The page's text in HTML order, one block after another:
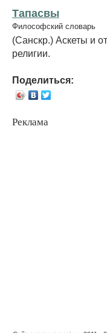
Тапасвы
Философский словарь
(Санскр.) Аскеты и
религии.
Поделиться:
Реклама